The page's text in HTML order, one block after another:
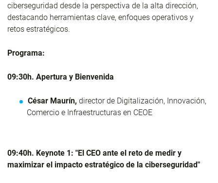
ciberseguridad desde la perspectiva de la alta dirección,
destacando herramientas clave, enfoques operativos y
retos estratégicos.
Programa:
09:30h. Apertura y Bienvenida
César Maurín, director de Digitalización, Innovación,
Comercio e Infraestructuras en CEOE
09:40h. Keynote 1: "El CEO ante el reto de medir y
maximizar el impacto estratégico de la ciberseguridad"